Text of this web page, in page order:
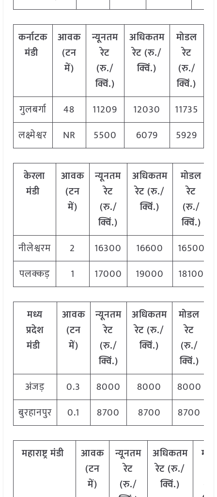
कर्नाटक
मंडी
आवक
(टन
में)
न्यूनतम
रेट
(रु./
क्विं.)
अधिकतम
रेट (रु./
क्विं.)
मोडल
रेट
(रु./
क्विं.)
गुलबर्गा
48 11209 12030
11735
लक्ष्मेश्वर
NR 5500 6079 5929
केरला
मंडी
आवक
(टन
में)
न्यूनतम
रेट
(रु./
क्विं.)
अधिकतम
रेट (रु./
क्विं.)
मोडल
रेट
(रु./
क्विं.)
नीलेश्वरम
2 16300 16600
16500
पलक्कड़
1 17000 19000 18100
मध्य
प्रदेश
मंडी
आवक
(टन
में)
न्यूनतम
रेट
(रु./
क्विं.)
अधिकतम
रेट (रु./
क्विं.)
मोडल
रेट
(रु./
क्विं.)
अंजड़
0.3 8000 8000
8000
बुरहानपुर
0.1 8700 8700 8700
महाराष्ट्रमंडी
आवक
(टन
में)
न्यूनतम
रेट
(रु./
अधिकतम
रेट (रु./
क्विं.)